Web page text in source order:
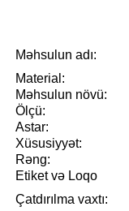
Məhsulun adı:
Material:
Məhsulun növü:
Ölçü:
Astar:
Xüsusiyyət:
Rəng:
Etiket və Loqo
Çatdırılma vaxtı: